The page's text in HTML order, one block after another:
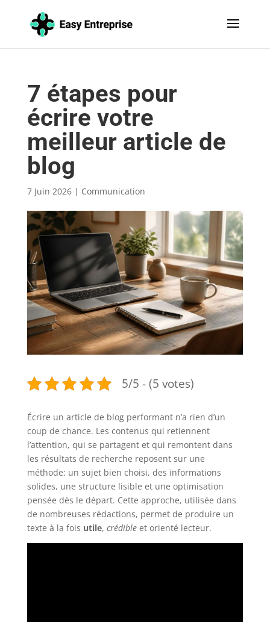
7 étapes pour
écrire votre
meilleur article de
blog
7 Juin 2026| Communication
5/5 - (5 votes)
Écrire un article de blog performant n’a rien d’un
coup de chance. Les contenus qui retiennent
l’attention, qui se partagent et qui remontent dans
les résultats de recherche reposent sur une
méthode: un sujet bien choisi, des informations
solides, une structure lisible et une optimisation
pensée dès le départ. Cette approche, utilisée dans
de nombreuses rédactions, permet de produire un
texte à la fois utile, crédibleet orienté lecteur.